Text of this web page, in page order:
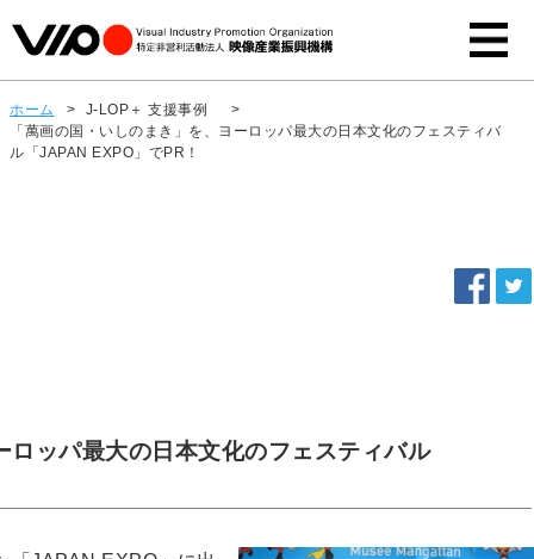
ホーム > J-LOP＋ 支援事例
>
「萬画の国・いしのまき」を、ヨーロッパ最大の日本文化のフェスティバ
ル「JAPAN EXPO」でPR！
ッパ最大の日本文化のフェスティバル